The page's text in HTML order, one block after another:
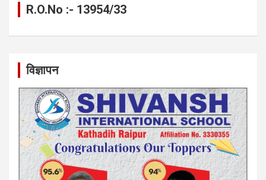
R.O.No :- 13954/33
विज्ञापन